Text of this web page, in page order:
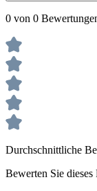
0 von 0
Durchschnittliche
Bewerten Sie dieses